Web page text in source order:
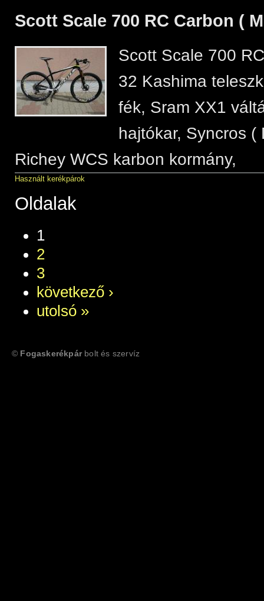
Scott Scale 700 RC Carbon (
Scott Scale 700
32 Kashima
fék, Sram XX1
hajtókar, Syncros (
Richey WCS karbon kormány,
Használt kerékpárok
Oldalak
1
2
3
következő ›
utolsó »
© Fogaskerékpárbolt és szervíz